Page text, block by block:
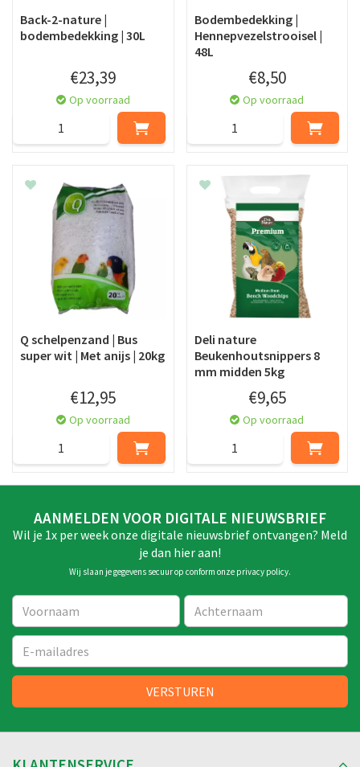
Back-2-nature |
bodembedekking | 30L
€23,39
Op voorraad
Bodembedekking |
Hennepvezelstrooisel |
48L
€8,50
Op voorraad
Q schelpenzand | Bus
super wit | Met anijs | 20kg
€12,95
Op voorraad
Deli nature
Beukenhoutsnippers 8
mm midden 5kg
€9,65
Op voorraad
AANMELDEN VOOR DIGITALE NIEUWSBRIEF
Wil je 1x per week onze digitale nieuwsbrief ontvangen? Meld
je dan hier aan!
Wij slaan je gegevens secuur op conform onze privacy policy.